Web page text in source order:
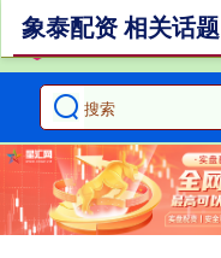
象泰配资 相关话题